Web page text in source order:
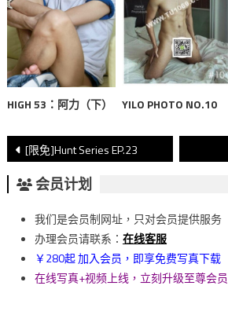
HIGH 53：阿力（下） YILO PHOTO NO.10
文
章
導
覽
[限免]Hunt Series EP.23
会员计划
我们是会员制网址，只对会员提供服务
办理会员请联系： 在线客服
￥280起 加入会员，即享免费写真下载
在线写真+视频上线，立刻升级至尊会员